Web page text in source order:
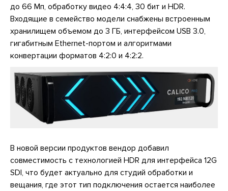
до 66 Мп, обработку видео 4:4:4, 30 бит и HDR.
Входящие в семейство модели снабжены встроенным
хранилищем объемом до 3 ГБ, интерфейсом USB 3.0,
гигабитным Ethernet-портом и алгоритмами
конвертации форматов 4:2:0 и 4:2:2.
В новой версии продуктов вендор добавил
совместимость с технологией HDR для интерфейса 12G
SDI, что будет актуально для студий обработки и
вещания, где этот тип подключения остается наиболее